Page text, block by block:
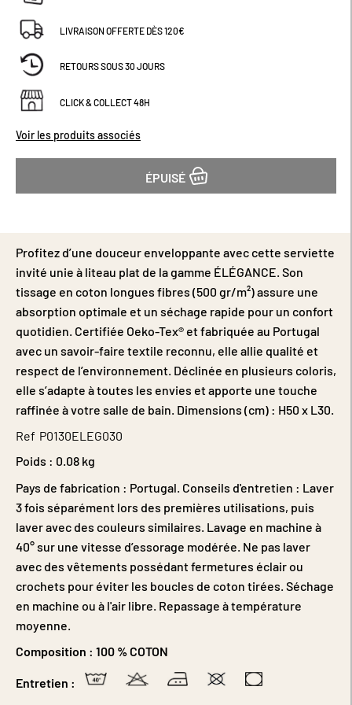
LIVRAISON OFFERTE DÈS 120€
RETOURS SOUS 30 JOURS
CLICK & COLLECT 48H
Voir les produits associés
ÉPUISÉ
Profitez d’une douceur enveloppante avec cette serviette
invité unie à liteau plat de la gamme ÉLÉGANCE. Son
tissage en coton longues fibres (500 gr/m²) assure une
absorption optimale et un séchage rapide pour un confort
quotidien. Certifiée Oeko-Tex® et fabriquée au Portugal
avec un savoir-faire textile reconnu, elle allie qualité et
respect de l’environnement. Déclinée en plusieurs coloris,
elle s’adapte à toutes les envies et apporte une touche
raffinée à votre salle de bain. Dimensions (cm) : H50 x L30.
Ref P0130ELEG030
Poids : 0.08 kg
Pays de fabrication : Portugal. Conseils d'entretien : Laver
3 fois séparément lors des premières utilisations, puis
laver avec des couleurs similaires. Lavage en machine à
40° sur une vitesse d’essorage modérée. Ne pas laver
avec des vêtements possédant fermetures éclair ou
crochets pour éviter les boucles de coton tirées. Séchage
en machine ou à l'air libre. Repassage à température
moyenne.
Composition : 100 % COTON
Entretien :